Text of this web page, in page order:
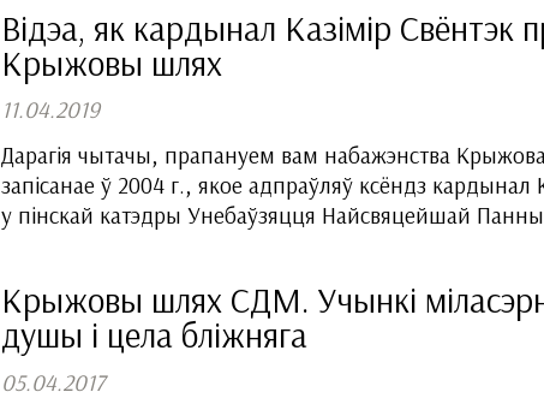
Відэа, як кардынал Казімір Свёнтэк
Крыжовы шлях
11.04.2019
Дарагія чытачы, прапануем вам набажэнства
запісанае ў 2004 г., якое адпраўляў ксёндз кардынал
у пінскай катэдры Унебаўзяцця Найсвяцейшай
Крыжовы шлях СДМ. Учынкі
душы і цела бліжняга
05.04.2017